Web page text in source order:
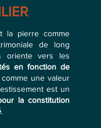
la pierre comme
de long
oriente vers les
en fonction de
une valeur
est un
la constitution
.​